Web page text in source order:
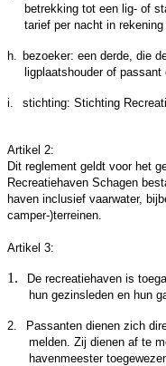
betrekking tot een lig- of
tarief per nacht in
h.
bezoeker: een derde, die
ligplaatshouder of
i. stichting: Stichting
Artikel 2:
Dit reglement geldt voor het
Recreatiehaven Schagen
haven inclusief vaarwater,
camper-)terreinen.
Artikel 3:
1.
De recreatiehaven is
hun gezinsleden en hun
2.
Passanten dienen zich
melden. Zij dienen af te
havenmeester